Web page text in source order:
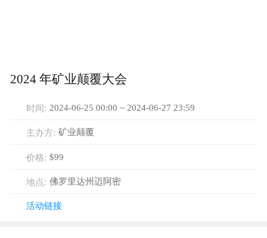
2024 年矿业颠覆大会
时间: 2024-06-25 00:00 ~ 2024-06-27 23:59
主办方: 矿业颠覆
价格: $99
地点: 佛罗里达州迈阿密
活动链接